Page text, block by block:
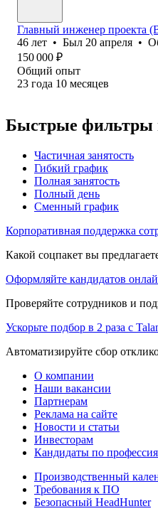
Главный инженер проекта
46 лет • Был 20 апреля •
150 000 ₽
Общий опыт
23 года 10 месяцев
Быстрые фильтры
Частичная занятость
Гибкий график
Полная занятость
Полный день
Сменный график
Корпоративная поддержка
Какой соцпакет вы
Оформляйте кандидатов
Проверяйте сотрудников и
Ускорьте подбор в 2 раза с
Автоматизируйте сбор
О компании
Наши вакансии
Партнерам
Реклама на сайте
Новости и статьи
Инвесторам
Кандидаты по
Производственный
Требования к ПО
Безопасный HeadHunter